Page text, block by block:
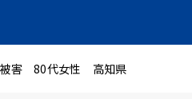
被害 80代女性 高知県